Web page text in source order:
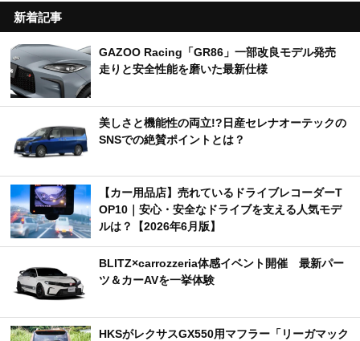
新着記事
GAZOO Racing「GR86」一部改良モデル発売
走りと安全性能を磨いた最新仕様
美しさと機能性の両立!?日産セレナオーテックの
SNSでの絶賛ポイントとは？
【カー用品店】売れているドライブレコーダーT
OP10｜安心・安全なドライブを支える人気モデ
ルは？【2026年6月版】
BLITZ×carrozzeria体感イベント開催 最新パー
ツ＆カーAVを一挙体験
HKSがレクサスGX550用マフラー「リーガマック